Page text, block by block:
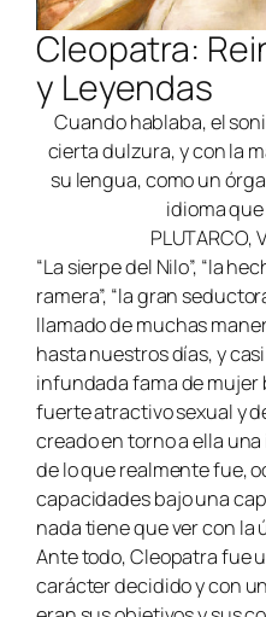
Cleopatra:
y Leyendas
Cuando hablaba, el
cierta dulzura, y con la
su lengua, como un
idioma
PLUTARCO,
“La sierpe del Nilo”, “la
ramera”, “la gran
llamado de muchas
hasta nuestros días, y
infundada fama de mujer
fuerte atractivo sexual y
creado en torno a ella
de lo que realmente fue,
capacidades bajo una
nada tiene que ver con la
Ante todo, Cleopatra fue
carácter decidido y con